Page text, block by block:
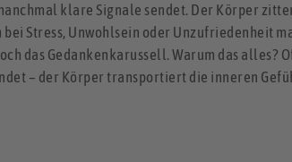
klare Signale sendet. Der Körper
Stress, Unwohlsein oder Unzufriedenheit
das Gedankenkarussell. Warum das alles?
– der Körper transportiert die inneren